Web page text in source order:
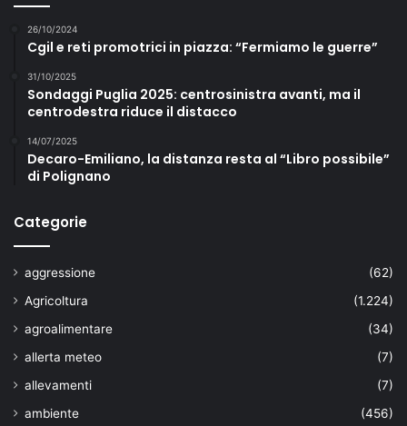
26/10/2024
Cgil e reti promotrici in piazza: “Fermiamo le guerre”
31/10/2025
Sondaggi Puglia 2025: centrosinistra avanti, ma il
centrodestra riduce il distacco
14/07/2025
Decaro-Emiliano, la distanza resta al “Libro possibile”
di Polignano
Categorie
aggressione
(62)
Agricoltura
(1.224)
agroalimentare
(34)
allerta meteo
(7)
allevamenti
(7)
ambiente
(456)